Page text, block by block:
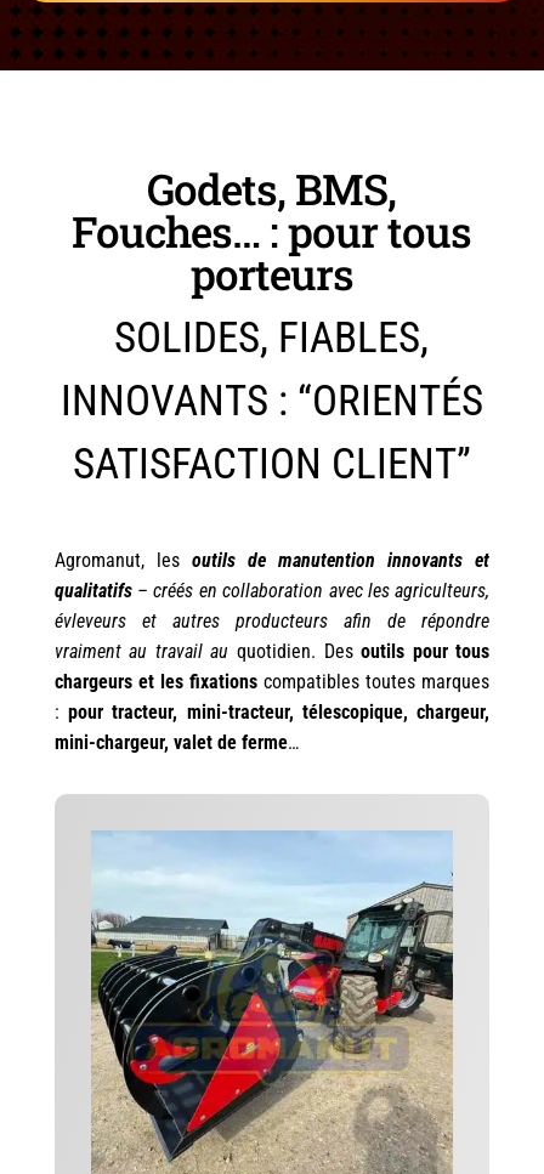
Godets, BMS,
Fouches… : pour tous
porteurs
SOLIDES, FIABLES,
INNOVANTS : “ORIENTÉS
SATISFACTION CLIENT”
Agromanut, les outils de manutention innovants et
qualitatifs–créés en collaboration avec les agriculteurs,
évleveurs et autres producteurs afin de répondre
vraiment au travail au quotidien. Desoutils pour tous
chargeurs et les fixations compatibles toutes marques
:pour tracteur, mini-tracteur, télescopique, chargeur,
mini-chargeur, valet de ferme…